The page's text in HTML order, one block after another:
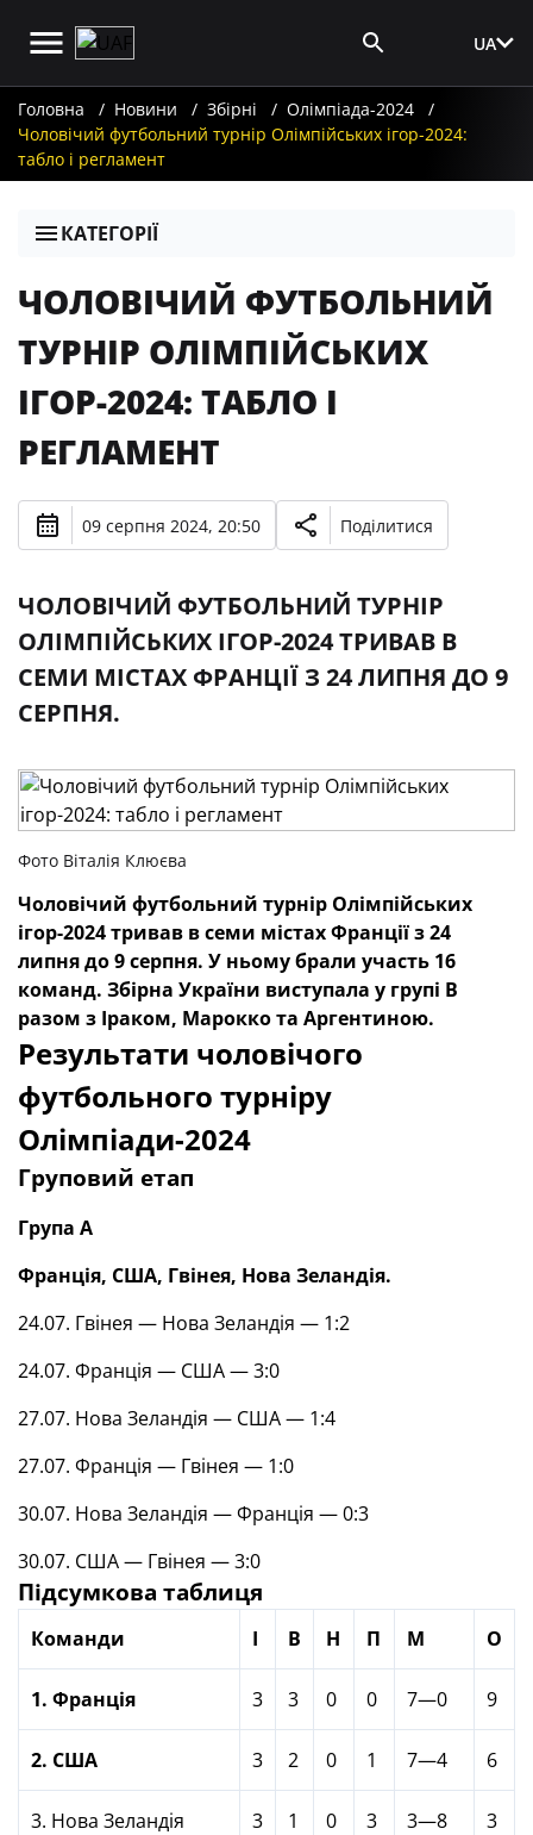
UA
Головна Новини Збірні
Олімпіада-2024
Чоловічий футбольний турнір Олімпійських ігор-2024:
табло і регламент
КАТЕГОРІЇ
ЧОЛОВІЧИЙ ФУТБОЛЬНИЙ
ТУРНІР ОЛІМПІЙСЬКИХ
ІГОР-2024: ТАБЛО І
РЕГЛАМЕНТ
09 серпня 2024, 20:50 Поділитися
ЧОЛОВІЧИЙ ФУТБОЛЬНИЙ ТУРНІР
ОЛІМПІЙСЬКИХ ІГОР-2024 ТРИВАВ В
СЕМИ МІСТАХ ФРАНЦІЇ З 24 ЛИПНЯ ДО 9
СЕРПНЯ.
Фото Віталія Клюєва
Чоловічий футбольний турнір Олімпійських
ігор-2024 тривав в семи містах Франції з 24
липня до 9 серпня. У ньому брали участь 16
команд. Збірна України виступала у групі В
разом з Іраком, Марокко та Аргентиною.
Результати чоловічого
футбольного турніру
Олімпіади-2024
Груповий етап
Група А
Франція, США, Гвінея, Нова Зеландія.
24.07. Гвінея — Нова Зеландія — 1:2
24.07. Франція — США — 3:0
27.07. Нова Зеландія — США — 1:4
27.07. Франція — Гвінея — 1:0
30.07. Нова Зеландія — Франція — 0:3
30.07. США — Гвінея — 3:0
Підсумкова таблиця
Команди І В Н П М О
1. Франція 3 3 0 0 7—0 9
2. США 3 2 0 1 7—4 6
3. Нова Зеландія 3 1 0 3 3—8 3